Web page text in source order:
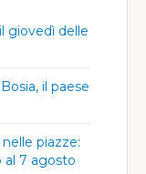
giovedì delle
il paese
piazze:
al 7 agosto